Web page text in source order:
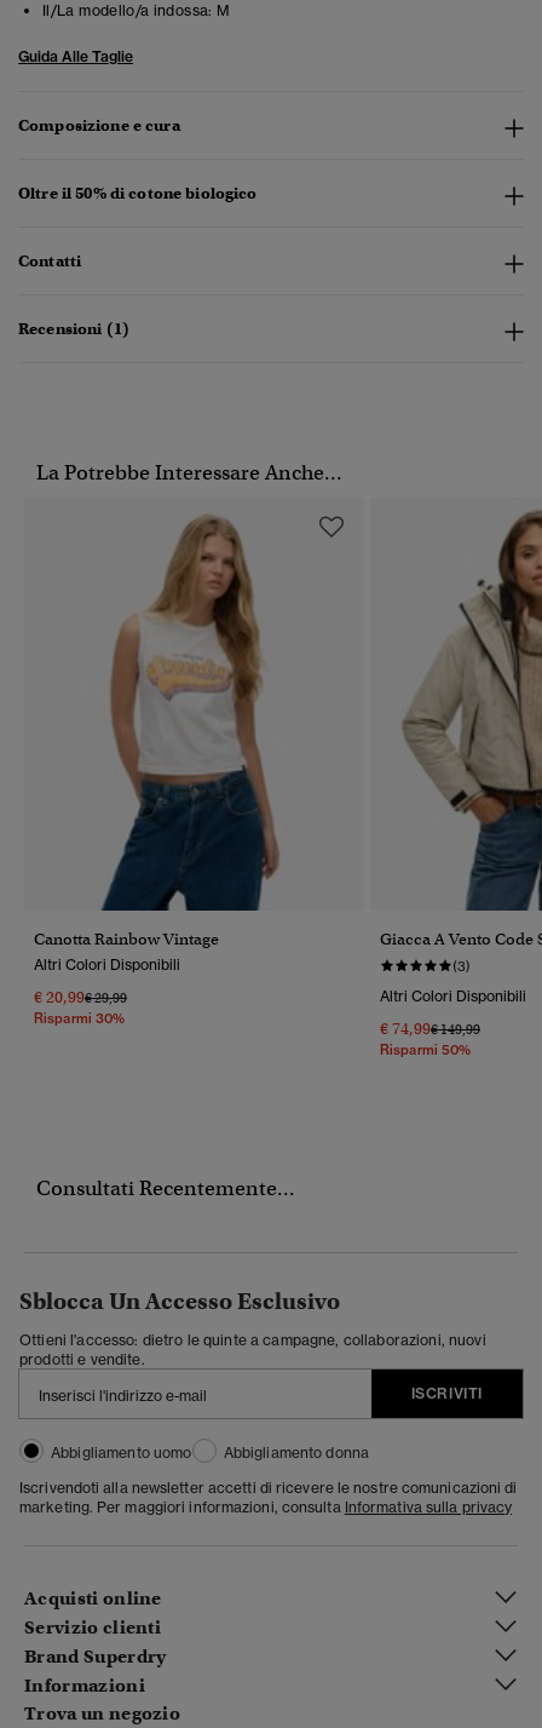
Il/La modello/a indossa: M
Guida Alle Taglie
Composizione e cura
Oltre il 50% di cotone biologico
Contatti
Recensioni (1)
La Potrebbe Interessare Anche...
Canotta Rainbow Vintage
Altri Colori Disponibili
€ 20,99Prezzo Ridotto Da
€ 29,99A
Risparmi 30%
Giacca A Vento Code
(3)
Altri Colori Disponibili
€ 74,99Prezzo Ridotto Da
€ 149,99A
Risparmi 50%
Consultati Recentemente...
Sblocca Un Accesso Esclusivo
Ottieni l'accesso: dietro le quinte a campagne, collaborazioni, nuovi
prodotti e vendite.
ISCRIVITI
Abbigliamento uomo
Abbigliamento donna
Iscrivendoti alla newsletter accetti di ricevere le nostre comunicazioni di
marketing. Per maggiori informazioni, consulta Informativa sulla privacy
Acquisti online
Servizio clienti
Brand Superdry
Informazioni
Trova un negozio